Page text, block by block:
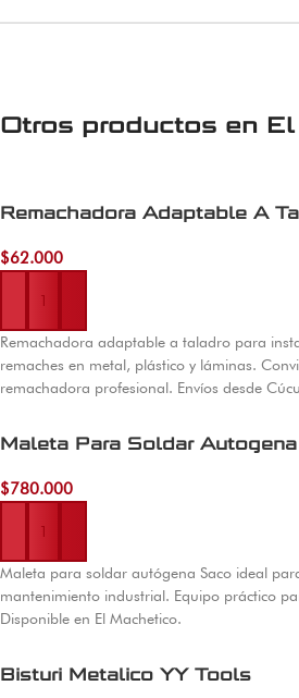
Otros productos en
Remachadora Adaptable A
$62.000
Añadir al carrito
Remachadora adaptable a taladro para
remaches en metal, plástico y láminas.
remachadora profesional. Envíos desde
Maleta Para Soldar
$780.000
Añadir al carrito
Maleta para soldar autógena Saco ideal
mantenimiento industrial. Equipo práctico
Disponible en El Machetico.
Bisturi Metalico YY Tools